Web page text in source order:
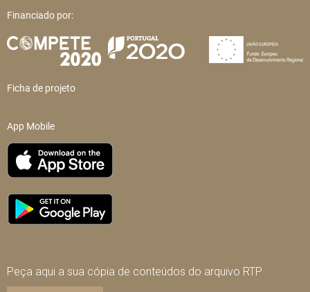
Financiado por:
Ficha de projeto
App Mobile
Peça aqui a sua cópia de conteúdos do arquivo RTP